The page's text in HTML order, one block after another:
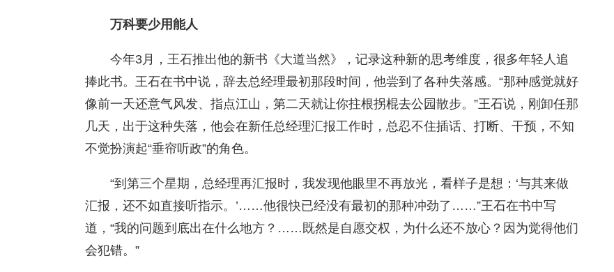
万科要少用能人
今年3月，王石推出他的新书《大道当然》，记录这种新的思考维度，很多年轻人追
捧此书。王石在书中说，辞去总经理最初那段时间，他尝到了各种失落感。“那种感觉就好
像前一天还意气风发、指点江山，第二天就让你拄根拐棍去公园散步。”王石说，刚卸任那
几天，出于这种失落，他会在新任总经理汇报工作时，总忍不住插话、打断、干预，不知
不觉扮演起“垂帘听政”的角色。
“到第三个星期，总经理再汇报时，我发现他眼里不再放光，看样子是想：‘与其来做
汇报，还不如直接听指示。’……他很快已经没有最初的那种冲劲了……”王石在书中写
道，“我的问题到底出在什么地方？……既然是自愿交权，为什么还不放心？因为觉得他们
会犯错。”